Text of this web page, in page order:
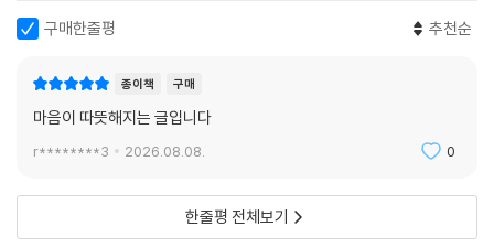
넓은 사랑을 배워야 한다는 것을. 그것이 어느 날 찾아올 진짜 마지막 이별
을 순하게 맞이하는 길이라고 말이다. _101쪽, 〈이별학교 학생이 되어〉에
살면서 가장 힘든 일이 화해와 용서다.
언짢은 마음을 품고 있으면서
듣기 좋은 말을 하거나
이렇듯 모든 사람에게 꽃마음으로 최선을 다하는 한 시인, 이해인 수녀가
정을 정리하며 낡은 일기장을 들추며 쓴 글, 친구와 마지막 작별인사한 뒤
에 연재한 칼럼 일부를 공글려 엮었다.
마시면서 사는 마음 착한 ‘아이’이고”(193쪽) 싶던 그가, 지금 우리 시대의
큰 어른이 되어“부족하나마 시로 누군가에게 작은 위로를 건네고, 기도를
구매한줄평 추천순
종이책 구매
마음이 따뜻해지는 글입니다
r********3 2026.08.08. 0
한줄평 전체보기